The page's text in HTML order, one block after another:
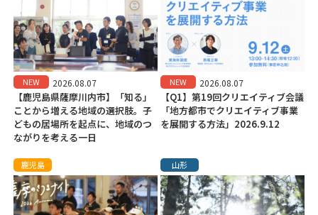
NEW 2026.08.07
【鹿児島県薩摩川内市】「知る」
ことから増える地域の選択肢。子
どもの居場所を起点に、地域のつ
ながりを考える一日
NEW 2026.08.07
【Q1】第19回クリエイティブ会議
「地方都市でクリエイティブ事業
を展開する方法」2026.9.12
鹿児島 山形